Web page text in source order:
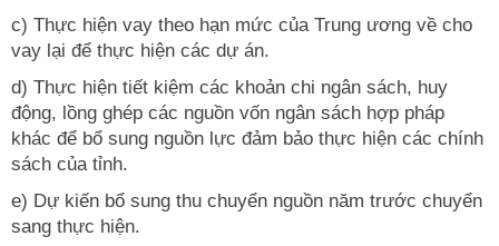
c) Thực hiện vay theo hạn mức của Trung ương về cho
vay lại để thực hiện các dự án.
d) Thực hiện tiết kiệm các khoản chi ngân sách, huy
động, lồng ghép các nguồn vốn ngân sách hợp pháp
khác để bổ sung nguồn lực đảm bảo thực hiện các chính
sách của tỉnh.
e) Dự kiến bổ sung thu chuyển nguồn năm trước chuyển
sang thực hiện.